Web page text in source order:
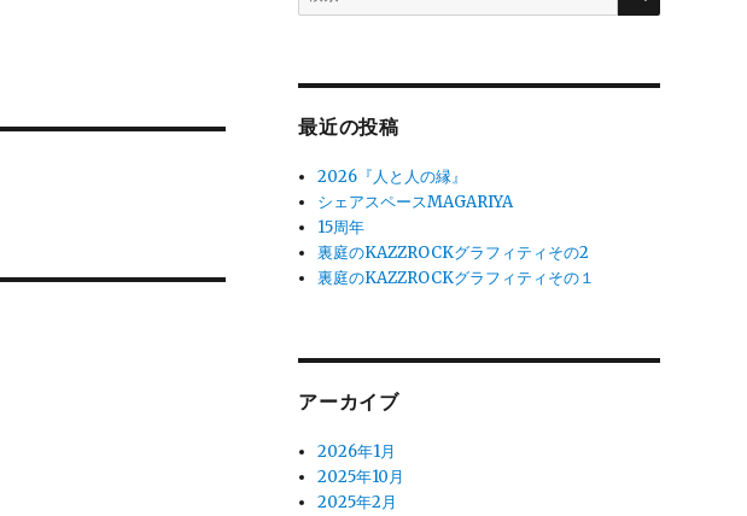
索
最近の投稿
2026『人と人の縁』
シェアスペースMAGARIYA
15周年
裏庭のKAZZROCKグラフィティその2
裏庭のKAZZROCKグラフィティその１
アーカイブ
2026年1月
2025年10月
2025年2月